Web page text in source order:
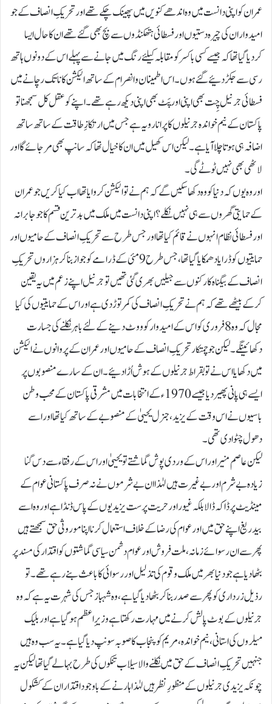
عمران کو اپنی دانست میں وہ اندھے کنویں میں پھینک چکے تھے اور تحریکِ انصاف کے جو
امیدوار ان کی چیرہ دستیوں اور فسطائی ہتھکنڈوں سے بچ بھی گئے تھے ان کا حال ایسا
کردیا گیا تھا کہ جیسے کسی باکسر کو مقابلہ کیلئے رنگ میں جانے سے پہلے اس کے دونوں ہاتھ
رسی سے جکڑ دئیے گئے ہوں۔ اس اطمینان وانصرام کے ساتھ الیکشن کا ناتک رچانے میں
فسطائی جرنیل چِت بھی اپنی اور پَٹ بھی اپنی دیکھ رہے تھے۔ اپنے کو عقل کل سمجھنا تو
پاکستان کے نیم خواندہ جرنیلوں کا پرانا رویہ ہے جس میں ارتکازِ طاقت کے ساتھ ساتھ
اضافہ ہی ہوتا چلا آیا ہے۔ لیکن اس کھیل میں ان کا خیال تھا کہ سانپ بھی مرجائے گا اور
لاٹھی بھی نہیں ٹوٹے گی۔
اور وہ یوں کہ دنیا کو وہ دکھا سکیں گے کہ ہم نے تو الیکشن کروایا تھا اب کیا کریں جو عمران
کے حمایتی گھروں سے ہی نہیں نکلے؟ اپنی دانست میں ملک میں بدترین قسم کا جو جابرانہ
اور فسطائی نظام انہوں نے قائم کیا تھا اورجس طرح سے تحریکِ انصاف کے حامیوں اور
حمایتیوں کو ڈرا یا دھمکایا گیا تھا، جس طرح 9 مئی کے ڈرامے کو جواز بناکر ہزاروں تحریکِ
انصاف کے بیگناہ کارکنوں سے جیلیں بھری گئی تھیں تو جرنیل اپنے زعم میں یہ یقین
کرکے بیٹھے تھے کہ ہم نے تحریکِ انصاف کی کمر توڑدی ہے اور اس کے حمایتیوں کی کیا
مجال کہ وہ 8 فروری کو اس کے امیدوار کو ووٹ دینے کےلئے باہر نکلنے کی جسارت
دکھائینگے۔ لیکن جو چمتکار تحریکِ انصاف کے حامیوں اور عمران کے پروانوں نے الیکشن
میں دکھایا اس نے تو بقراط جرنیلوں کے ہوش اُڑادئیے۔ ان کے سارے منصوبوں پر
ایسے ہی پانی پھیر دیا جیسے 1970ء کے انتخابات میں مشرقی پاکستان کے محب وطن
باسیوں نے اس وقت کے یزید، جنرل یحییٰ کے منصوبے کے ساتھ کیا تھا اور اسے
دھول چٹوادی تھی۔
لیکن عاصم منیر اور اس کے وردی پوش گماشتے تو یحییٰ اور اس کے رفقاء سے دس گنا
زیادہ بے شرم اور بے غیرت ہیں لہٰذا ان بے شرموں نے نہ صرف پاکستانی عوام کے
مینڈیٹ پر ڈاکہ ڈالا بلکہ غیور اور حریت پرست یزیدیوں کے پاس ڈنڈا ہے اور وہ اسے
بیدریغ اپنے حق میں اور عوام کی رضا کے خلاف استعمال کرنا اپنا موروثی حق سمجھتے ہیں
پھر سے ان رسوائے زمانہ، ملت فروش اور عوام دشمن سیاسی گماشتوں کو اقتدار کی مسند پر
بٹھا دیا ہے جودنیا بھر میں ملک و قوم کی تذلیل اور رسوائی کا باعث بنے رہے تھے۔ تو
رذیل زرداری کوپھر سے صدر بناکر بٹھادیا گیا ہے، وہ شہباز جس کی شہرت یہ ہے کہ وہ
جرنیلوں کے بوٹ پالش کرنے میں مہارت رکھتا ہے وزیرِ اعظم ہوگیا ہے اور بلیک
میلروں کی استانی، نیم خواندہ، مریم کوپنجاب کا صوبہ سونپ دیا گیا ہے۔ یہ سب وہ ہیں
جنہیں تحریکِ انصاف کے حق میں نکلنے والا سیلاب تنکوں کی طرح بہا لے گیا تھا لیکن یہ
چونکہ یزیدی جرنیلوں کے منظورِ نظر ہیں لہٰذا ہارنے کے باوجود اقتدار ان کے کشکول